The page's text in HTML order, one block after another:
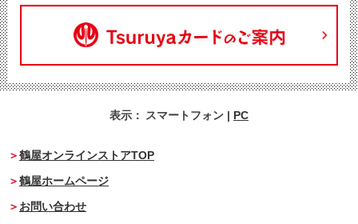
表示： スマートフォン | PC
鶴屋オンラインストアTOP
鶴屋ホームページ
お問い合わせ